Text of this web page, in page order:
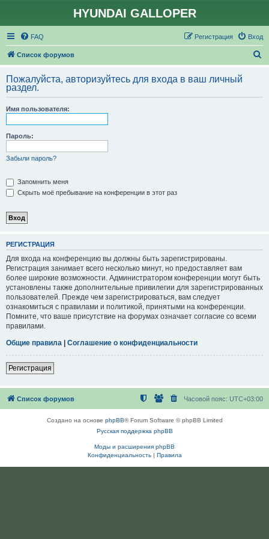
HYUNDAI GALLOPER
FAQ Вход
Регистрация
Список форумов
с
Пожалуйста, авторизуйтесь для входа в ваш личный
раздел.
Имя пользователя:
Пароль:
Забыли пароль?
Запомнить меня
Скрыть моё пребывание на конференции в этот раз
РЕГИСТРАЦИЯ
Для входа на конференцию вы должны быть зарегистрированы.
Регистрация занимает всего несколько минут, но предоставляет вам
более широкие возможности. Администратором конференции могут быть
установлены также дополнительные привилегии для зарегистрированных
пользователей. Прежде чем зарегистрироваться, вам следует
ознакомиться с правилами и политикой, принятыми на конференции.
Помните, что ваше присутствие на форумах означает согласие со всеми
правилами.
Общие правила | Соглашение о конфиденциальности
Регистрация
Список форумов Часовой пояс: UTC+03:00
Создано на основе phpBB® Forum Software © phpBB Limited
Русская поддержка phpBB
Моды и расширения phpBB
Конфиденциальность| Правила